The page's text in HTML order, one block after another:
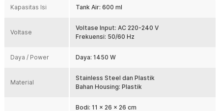
stabil di 92 °C untuk proses penyeduhan optimal. Kini Anda bisa
Buat Aneka Jenis Kopi
kapsul NES, DG, dan aneka jenis bubuk kopi yang ada di pasaran.
Menggunakan mesin kopi lebih praktis berkat adanya panel kontrol
dengan 2 preset penggunaan. Pilih mode penggunaan sesuai
Kapasitas Isi Tank Air: 600 ml
Voltase
Voltase Input: AC 220-240 V
Frekuensi: 50/60 Hz
Daya / Power Daya: 1450 W
Material
Stainless Steel dan Plastik
Bahan Housing: Plastik
Bodi: 11 x 26 x 26 cm